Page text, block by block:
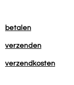
betalen
verzenden
verzendkosten